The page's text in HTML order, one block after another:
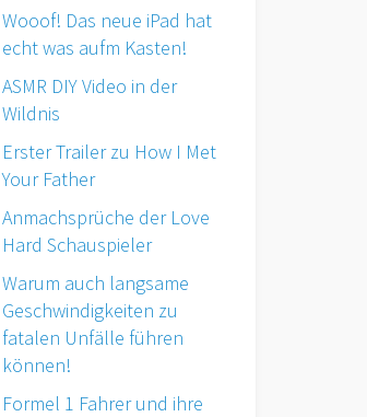
Wooof! Das neue iPad hat
echt was aufm Kasten!
ASMR DIY Video in der
Wildnis
Erster Trailer zu How I Met
Your Father
Anmachsprüche der Love
Hard Schauspieler
Warum auch langsame
Geschwindigkeiten zu
fatalen Unfälle führen
können!
Formel 1 Fahrer und ihre